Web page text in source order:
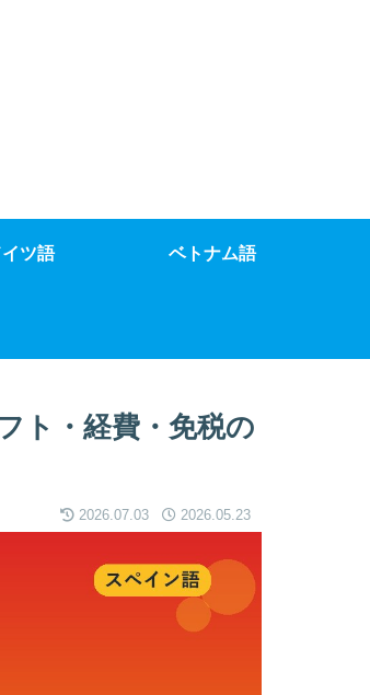
イツ語 ベトナム語
ト・経費・免税の
2026.07.03 2026.05.23